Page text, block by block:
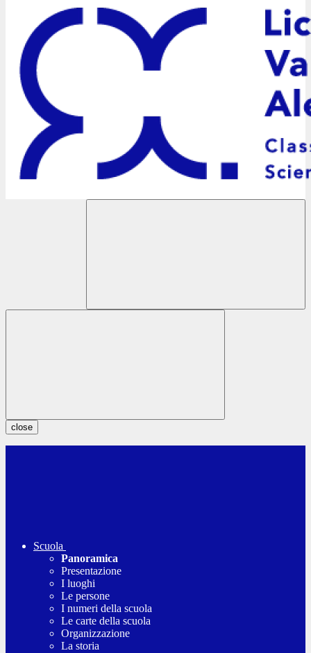
close
Scuola
Panoramica
Presentazione
I luoghi
Le persone
I numeri della scuola
Le carte della scuola
Organizzazione
La storia